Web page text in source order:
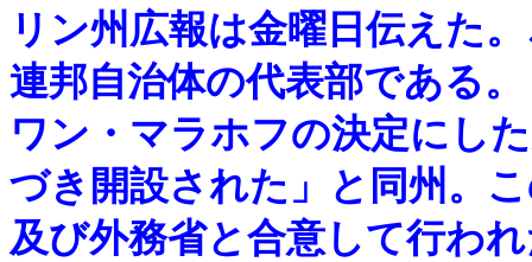
リン州広報は金曜日伝えた
連邦自治体の代表部である
ワン・マラホフの決定にし
づき開設された」と同州。
及び外務省と合意して行わ